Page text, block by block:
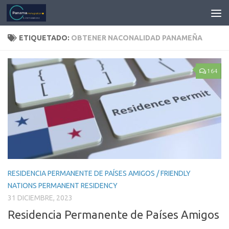
ETIQUETADO: OBTENER NACONALIDAD PANAMEÑA
164
RESIDENCIA PERMANENTE DE PAÍSES AMIGOS / FRIENDLY
NATIONS PERMANENT RESIDENCY
31 DICIEMBRE, 2023
Residencia Permanente de Países Amigos